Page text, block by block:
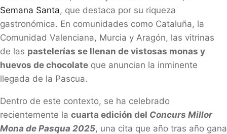
Semana Santa, que destaca por su riqueza
gastronómica. En comunidades como Cataluña, la
Comunidad Valenciana, Murcia y Aragón, las vitrinas
de las pastelerías se llenan de vistosas monas y
huevos de chocolate que anuncian la inminente
llegada de la Pascua.
Dentro de este contexto, se ha celebrado
recientemente la cuarta edición del Concurs Millor
Mona de Pasqua 2025, una cita que año tras año gana